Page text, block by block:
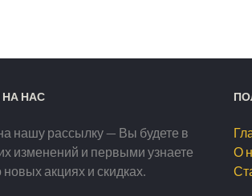
НАС
нашу рассылку — Вы будете в
изменений и первыми узнаете
акциях и скидках.
О